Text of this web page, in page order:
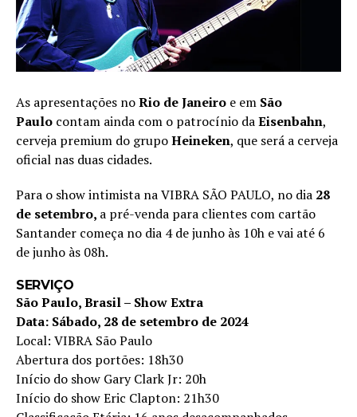
As apresentações noRio de Janeiro e em São
Paulo contam ainda com o patrocínio daEisenbahn,
cerveja premium do grupoHeineken, que será a cerveja
oficial nas duas cidades.
Para o show intimista na VIBRA SÃO PAULO, no dia 28
de setembro, a pré-venda para clientes com cartão
Santander começa no dia 4 de junho às 10h e vai até 6
de junho às 08h.
SERVIÇO
São Paulo, Brasil – Show Extra
Data: Sábado, 28 de setembro de 2024
Local: VIBRA São Paulo
Abertura dos portões: 18h30
Início do show Gary Clark Jr: 20h
Início do show Eric Clapton: 21h30